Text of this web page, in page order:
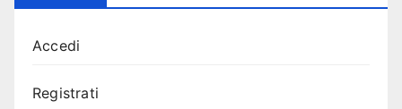
Accedi
Registrati